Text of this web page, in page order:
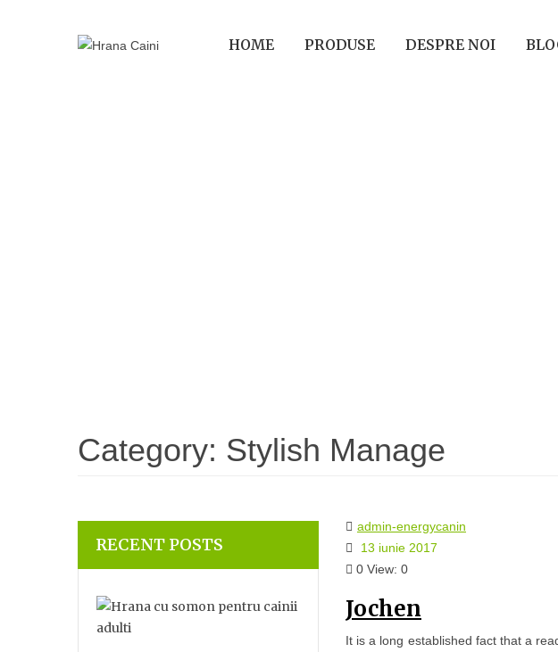
HOME PRODUSE DESPRE NOI
Category: Stylish Manage
RECENT POSTS
admin-energycanin
13 iunie 2017
0 View: 0
Jochen
It is a long established fact that a